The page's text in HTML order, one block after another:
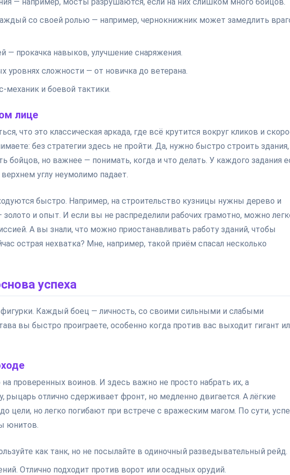
со своей ролью — например, чернокнижник может замедлить
— прокачка навыков, улучшение снаряжения.
уровнях сложности — от новичка до ветерана.
механик и боевой тактики.
лице
что это классическая аркада, где всё крутится вокруг кликов и
без стратегии здесь не пройти. Да, нужно быстро строить здания,
бойцов, но важнее — понимать, когда и что делать. У каждого задания
углу неумолимо падает.
быстро. Например, на строительство кузницы нужны дерево и
и опыт. И если вы не распределили рабочих грамотно, можно
А вы знали, что можно приостанавливать работу зданий, чтобы
острая нехватка? Мне, например, такой приём спасал несколько
успеха
Каждый боец — личность, со своими сильными и слабыми
вы быстро проиграете, особенно когда против вас выходит гигант
проверенных воинов. И здесь важно не просто набрать их, а
рыцарь отлично сдерживает фронт, но медленно двигается. А лёгкие
цели, но легко погибают при встрече с вражеским магом. По сути,
юнитов.
как танк, но не посылайте в одиночный разведывательный рейд.
Отлично подходит против ворот или осадных орудий.